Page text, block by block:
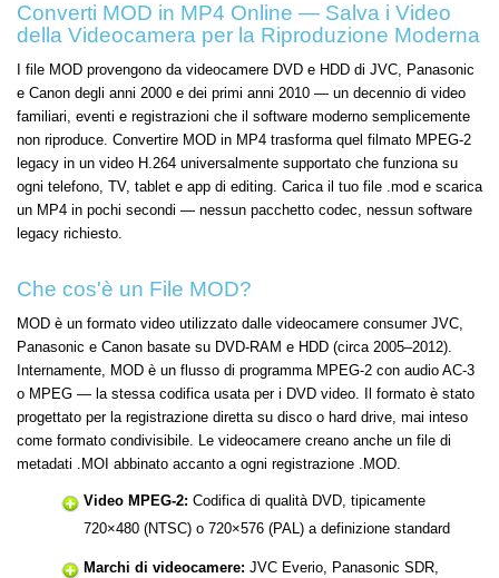
Converti MOD in MP4 Online — Salva i Video
della Videocamera per la Riproduzione Moderna
I file MOD provengono da videocamere DVD e HDD di JVC, Panasonic
e Canon degli anni 2000 e dei primi anni 2010 — un decennio di video
familiari, eventi e registrazioni che il software moderno semplicemente
non riproduce. Convertire MOD in MP4 trasforma quel filmato MPEG-2
legacy in un video H.264 universalmente supportato che funziona su
ogni telefono, TV, tablet e app di editing. Carica il tuo file .mod e scarica
un MP4 in pochi secondi — nessun pacchetto codec, nessun software
legacy richiesto.
Che cos'è un File MOD?
MOD è un formato video utilizzato dalle videocamere consumer JVC,
Panasonic e Canon basate su DVD-RAM e HDD (circa 2005–2012).
Internamente, MOD è un flusso di programma MPEG-2 con audio AC-3
o MPEG — la stessa codifica usata per i DVD video. Il formato è stato
progettato per la registrazione diretta su disco o hard drive, mai inteso
come formato condivisibile. Le videocamere creano anche un file di
metadati .MOI abbinato accanto a ogni registrazione .MOD.
Video MPEG-2: Codifica di qualità DVD, tipicamente
720×480 (NTSC) o 720×576 (PAL) a definizione standard
Marchi di videocamere: JVC Everio, Panasonic SDR,